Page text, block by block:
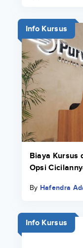
Info Kursus
Biaya Kursus
Opsi
By Hafendra
Info Kursus